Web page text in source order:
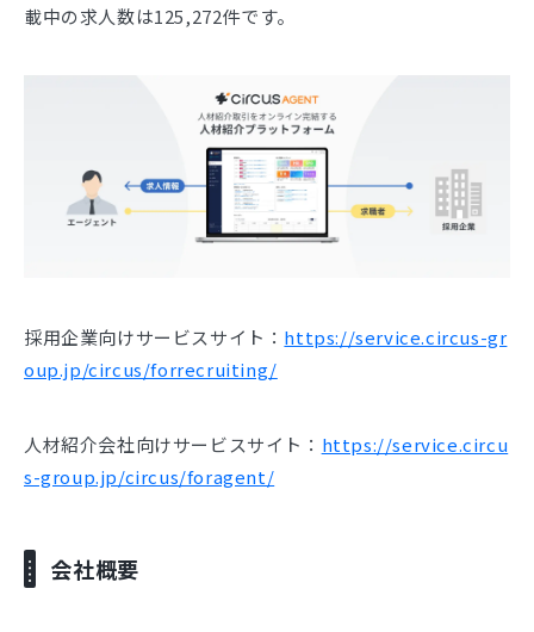
載中の求人数は125,272件です。
採用企業向けサービスサイト： https://service.circus-gr
oup.jp/circus/forrecruiting/
人材紹介会社向けサービスサイト： https://service.circu
s-group.jp/circus/foragent/
会社概要